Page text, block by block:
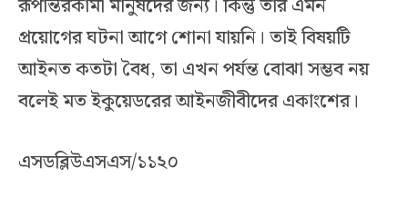
প্রয়োগের ঘটনা আগে শোনা যায়নি। তাই বিষয়টি
আইনত কতটা বৈধ, তা এখন পর্যন্ত বোঝা সম্ভব নয়
বলেই মত ইকুয়েডরের আইনজীবীদের একাংশের।
এসডব্লিউএসএস/১১২০